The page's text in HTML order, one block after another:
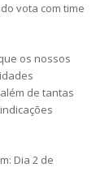
vota com time
os nossos
de tantas
Dia 2 de